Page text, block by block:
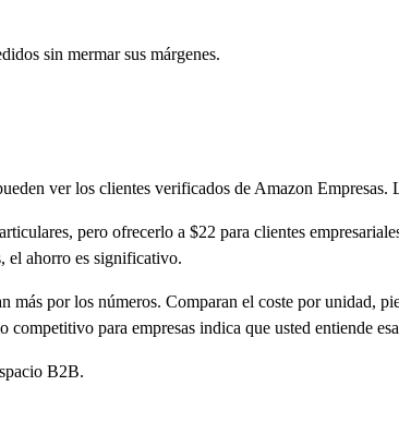
sin mermar sus márgenes.
ver los clientes verificados de Amazon
pero ofrecerlo a $22 para clientes
el ahorro es significativo.
por los números. Comparan el coste por unidad,
para empresas indica que usted entiende
B2B.